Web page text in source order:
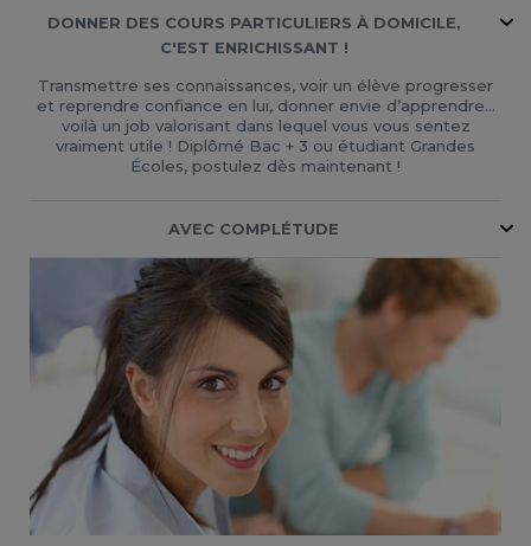
DONNER DES COURS PARTICULIERS À DOMICILE,
C'EST ENRICHISSANT !
Transmettre ses connaissances, voir un élève progresser
et reprendre confiance en lui, donner envie d’apprendre…
voilà un job valorisant dans lequel vous vous sentez
vraiment utile ! Diplômé Bac + 3 ou étudiant Grandes
Écoles, postulez dès maintenant !
AVEC COMPLÉTUDE